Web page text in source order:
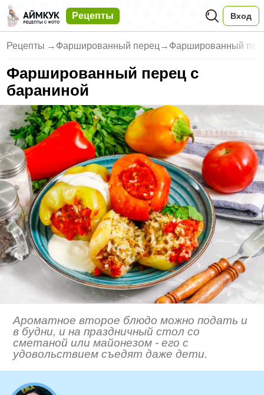
Рецепты Вход
Рецепты → Фаршированный перец → Фаршированный
Фаршированный перец с
бараниной
Ароматное второе блюдо можно подать и
в будни, и на праздничный стол со
сметаной или майонезом - его с
удовольствием съедят даже дети.